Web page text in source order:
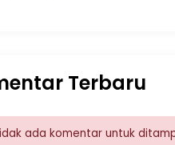
Terbaru
ada komentar untuk